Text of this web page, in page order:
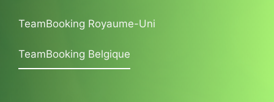
TeamBooking Royaume-Uni
TeamBooking Belgique